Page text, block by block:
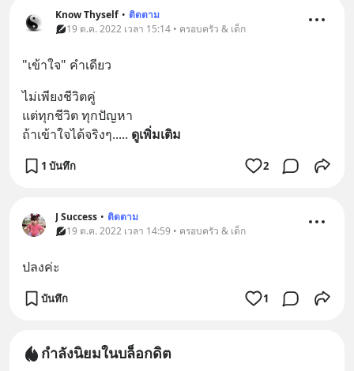
Know Thyself • ติดตาม
19 ต.ค. 2022 เวลา 15:14 • ครอบครัว & เด็ก
"เข้าใจ" คำเดียว
ไม่เพียงชีวิตคู่
แต่ทุกชีวิต ทุกปัญหา
ถ้าเข้าใจได้จริงๆ..... ดูเพิ่มเติม
1 บันทึก 2
J Success • ติดตาม
19 ต.ค. 2022 เวลา 14:59 • ครอบครัว & เด็ก
ปลงค่ะ
บันทึก 1
กำลังนิยมในบล็อกดิต